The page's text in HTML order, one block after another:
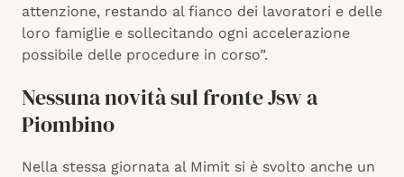
attenzione, restando al fianco dei lavoratori e delle
loro famiglie e sollecitando ogni accelerazione
possibile delle procedure in corso”.
Nessuna novità sul fronte Jsw a
Piombino
Nella stessa giornata al Mimit si è svolto anche un